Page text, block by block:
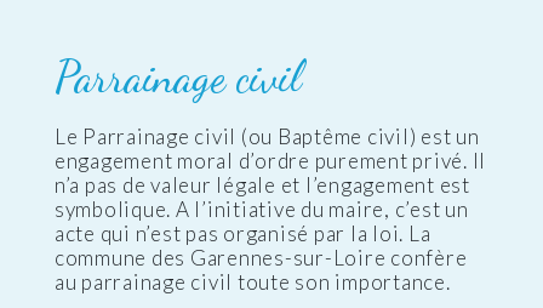
Parrainage civil
Le Parrainage civil (ou Baptême civil) est un
engagement moral d’ordre purement privé. Il
n’a pas de valeur légale et l’engagement est
symbolique. A l’initiative du maire, c’est un
acte qui n’est pas organisé par la loi. La
commune des Garennes-sur-Loire confère
au parrainage civil toute son importance.